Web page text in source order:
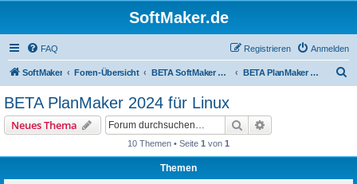
SoftMaker.de
FAQ Anmelden
Registrieren
SoftMaker Foren-Übersicht BETA SoftMaker Office 2024 für Linux BETA PlanMaker 2024 für Linux
BETA PlanMaker 2024 für Linux
Neues Thema Suche
10 Themen • Seite 1 von 1
Themen